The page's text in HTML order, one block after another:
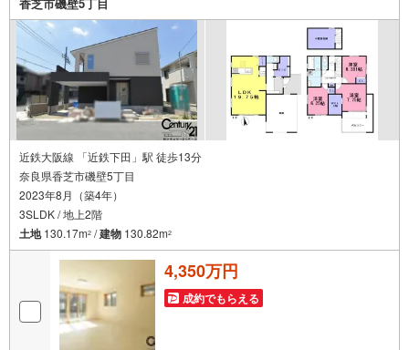
近鉄大阪線 「近鉄下田」駅 徒歩13分
奈良県香芝市磯壁5丁目
2023年8月（築4年）
3SLDK / 地上2階
土地130.17m2 /建物 130.82m2
4,350万円
成約でもらえる